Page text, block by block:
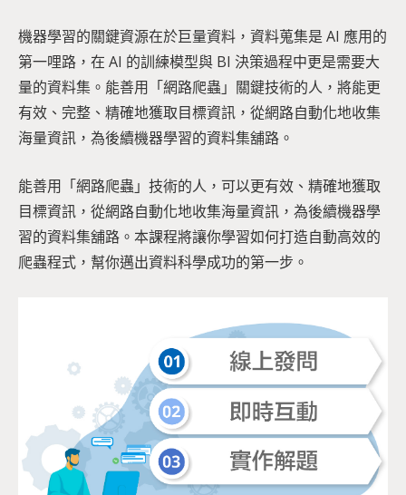
機器學習的關鍵資源在於巨量資料，資料蒐集是 AI 應用的
第一哩路，在 AI 的訓練模型與 BI 決策過程中更是需要大
量的資料集。能善用「網路爬蟲」關鍵技術的人，將能更
有效、完整、精確地獲取目標資訊，從網路自動化地收集
海量資訊，為後續機器學習的資料集舖路。
能善用「網路爬蟲」技術的人，可以更有效、精確地獲取
目標資訊，從網路自動化地收集海量資訊，為後續機器學
習的資料集舖路。本課程將讓你學習如何打造自動高效的
爬蟲程式，幫你邁出資料科學成功的第一步。